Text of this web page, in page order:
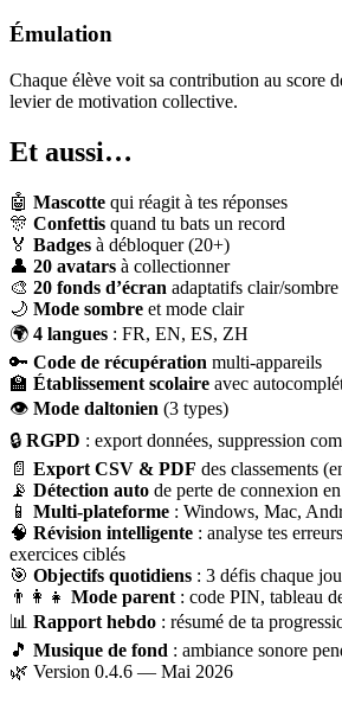
Émulation
Chaque élève voit sa contribution au score
levier de motivation collective.
Et aussi…
🤖 Mascotte qui réagit à tes réponses
🎊 Confettis quand tu bats un record
🏅 Badges à débloquer (20+)
👤 20 avatars à collectionner
🎨 20 fonds d’écran adaptatifs clair/sombre
🌙 Mode sombre et mode clair
🌍 4 langues : FR, EN, ES, ZH
🔑 Code de récupération multi-appareils
🏫 Établissement scolaire avec
👁 Mode daltonien (3 types)
🔒 RGPD : export données, suppression
📄 Export CSV & PDF des classements
📡 Détection auto de perte de connexion
📱 Multi-plateforme : Windows, Mac,
🧠 Révision intelligente : analyse tes
exercices ciblés
🎯 Objectifs quotidiens : 3 défis chaque
👨‍👩‍👧 Mode parent : code PIN, tableau
📊 Rapport hebdo : résumé de ta
🎵 Musique de fond : ambiance sonore
🌿 Version 0.4.6 — Mai 2026